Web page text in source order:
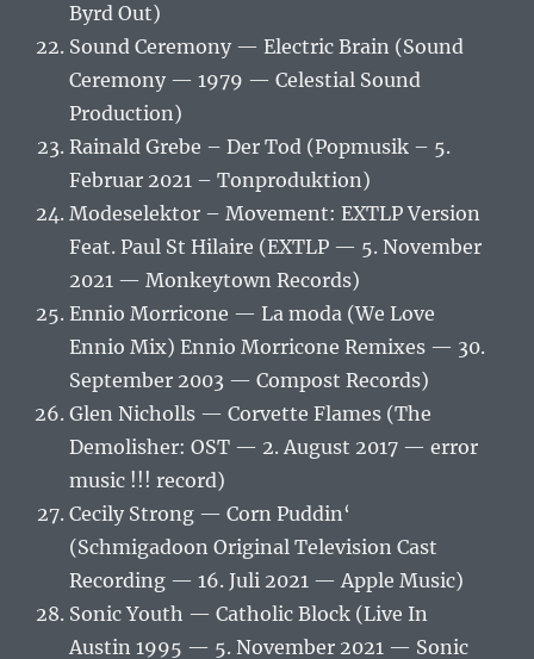
Byrd Out)
Sound Ceremony — Electric Brain (Sound
Ceremony — 1979 — Celestial Sound
Production)
Rainald Grebe – Der Tod (Popmusik – 5.
Februar 2021 – Tonproduktion)
Modeselektor – Movement: EXTLP Version
Feat. Paul St Hilaire (EXTLP — 5. November
2021 — Monkeytown Records)
Ennio Morricone — La moda (We Love
Ennio Mix) Ennio Morricone Remixes — 30.
September 2003 — Compost Records)
Glen Nicholls — Corvette Flames (The
Demolisher: OST — 2. August 2017 — error
music !!! record)
Cecily Strong — Corn Puddin‘
(Schmigadoon Original Television Cast
Recording — 16. Juli 2021 — Apple Music)
Sonic Youth — Catholic Block (Live In
Austin 1995 — 5. November 2021 — Sonic